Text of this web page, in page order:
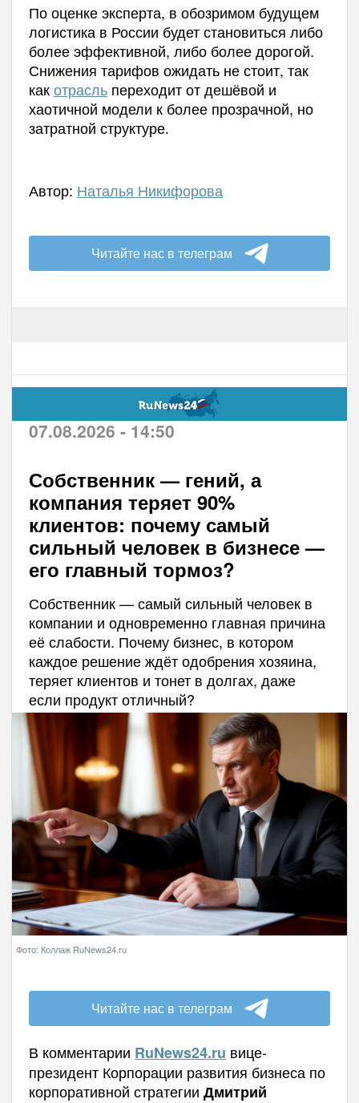
По оценке эксперта, в обозримом будущем
логистика в России будет становиться либо
более эффективной, либо более дорогой.
Снижения тарифов ожидать не стоит, так
какотрасльпереходит от дешёвой и
хаотичной модели к более прозрачной, но
затратной структуре.
Автор: Наталья Никифорова
Читайте нас в телеграм
07.08.2026 - 14:50
Собственник — гений, а
компания теряет 90%
клиентов: почему самый
сильный человек в бизнесе —
его главный тормоз?
Собственник — самый сильный человек в
компании и одновременно главная причина
её слабости. Почему бизнес, в котором
каждое решение ждёт одобрения хозяина,
теряет клиентов и тонет в долгах, даже
если продукт отличный?
Фото: Коллаж RuNews24.ru
Читайте нас в телеграм
В комментарии RuNews24.ru вице-
президент Корпорации развития бизнеса по
корпоративной стратегии Дмитрий